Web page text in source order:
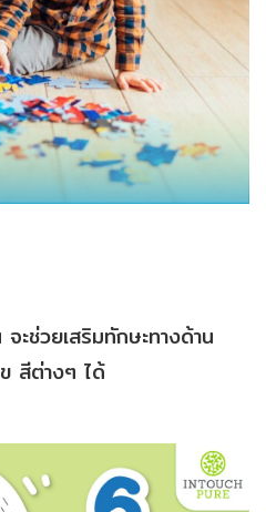
ะช่วยเสริมทักษะทางด้าน
สีต่างๆ ได้